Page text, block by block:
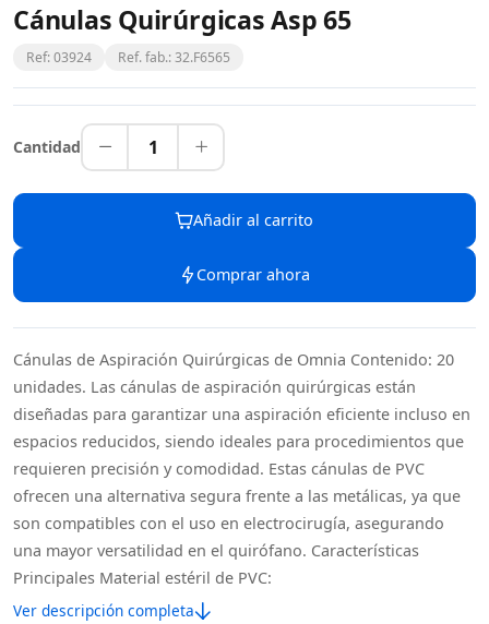
Cánulas Quirúrgicas Asp 65
Ref: 03924 Ref. fab.: 32.F6565
Cantidad 1
Añadir al carrito
Comprar ahora
Cánulas de Aspiración Quirúrgicas de Omnia Contenido: 20
unidades. Las cánulas de aspiración quirúrgicas están
diseñadas para garantizar una aspiración eficiente incluso en
espacios reducidos, siendo ideales para procedimientos que
requieren precisión y comodidad. Estas cánulas de PVC
ofrecen una alternativa segura frente a las metálicas, ya que
son compatibles con el uso en electrocirugía, asegurando
una mayor versatilidad en el quirófano. Características
Principales Material estéril de PVC:
Ver descripción completa